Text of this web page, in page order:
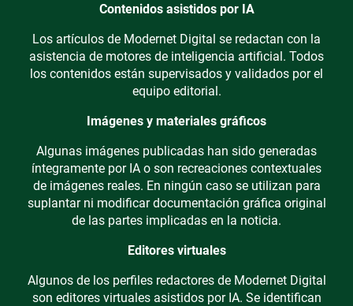
Contenidos asistidos por IA
Los artículos de Modernet Digital se redactan con la
asistencia de motores de inteligencia artificial. Todos
los contenidos están supervisados y validados por el
equipo editorial.
Imágenes y materiales gráficos
Algunas imágenes publicadas han sido generadas
íntegramente por IA o son recreaciones contextuales
de imágenes reales. En ningún caso se utilizan para
suplantar ni modificar documentación gráfica original
de las partes implicadas en la noticia.
Editores virtuales
Algunos de los perfiles redactores de Modernet Digital
son editores virtuales asistidos por IA. Se identifican